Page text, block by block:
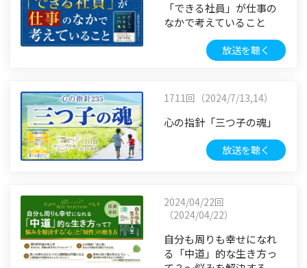
「できる社員」が仕事の
なかで考えていること
放送を聴く
1711回（2024/7/13,14）
心の指針「三つ子の魂」
放送を聴く
2024/04/22回
（2024/04/22）
自分も周りも幸せになれ
る「中道」的な生き方っ